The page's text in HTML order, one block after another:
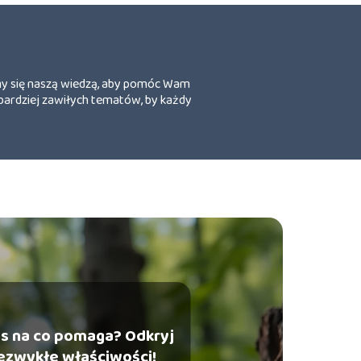
się naszą wiedzą, aby pomóc Wam
zawiłych tematów, by każdy
na co pomaga? Odkryj